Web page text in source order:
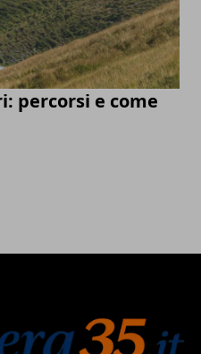
percorsi e come